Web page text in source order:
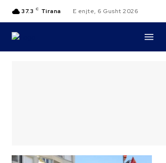
37.3 C Tirana E enjte, 6 Gusht 2026